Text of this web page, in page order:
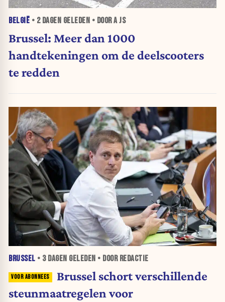
BELGIË • 2 DAGEN GELEDEN • DOOR A JS
Brussel: Meer dan 1000
handtekeningen om de deelscooters
te redden
BRUSSEL • 3 DAGEN GELEDEN • DOOR REDACTIE
Brussel schort verschillende
steunmaatregelen voor